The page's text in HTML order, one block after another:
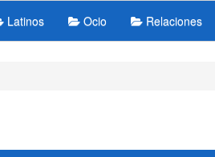
Latinos Ocio Relaciones